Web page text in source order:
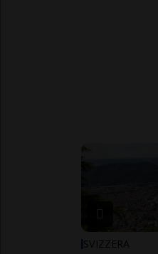
SVIZZERA